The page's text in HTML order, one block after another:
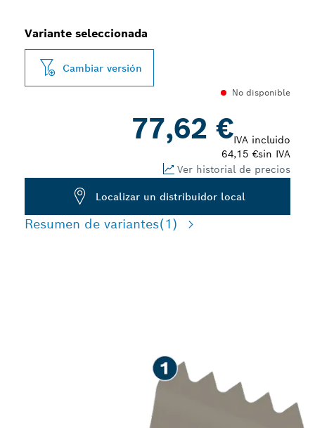
Variante seleccionada
Cambiar versión
No disponible
77,62 €IVA incluido
64,15 €sin IVA
Ver historial de precios
Localizar un distribuidor local
Resumen de variantes(1)